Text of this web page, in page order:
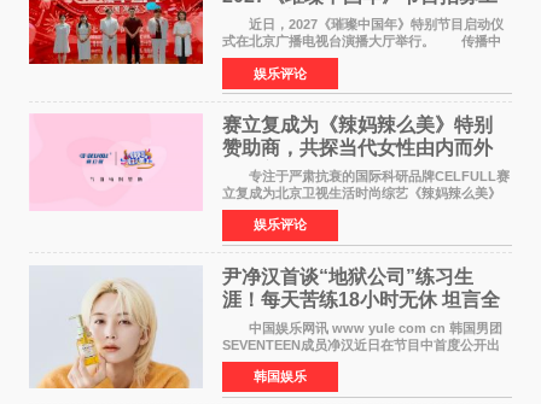
作圆满启动
近日，2027《璀璨中国年》特别节目启动仪
式在北京广播电视台演播大厅举行。 传播中
华优秀传统文化，弘扬纯正国风艺术，打造高规
格、高质感、正能量的文艺盛典，是璀璨中国年
矢志不渝的初心
娱乐评论
赛立复成为《辣妈辣么美》特别
赞助商，共探当代女性由内而外
活力美
专注于严肃抗衰的国际科研品牌CELFULL赛
立复成为北京卫视生活时尚综艺《辣妈辣么美》
的特别赞助商,明星辣妈袁咏仪倾情参与，向广大
都市女性传递健康生活新主张，寄语当代女性在
家庭与自我之间
娱乐评论
尹净汉首谈“地狱公司”练习生
涯！每天苦练18小时无休 坦言全
靠成员撑过来
中国娱乐网讯 www yule com cn 韩国男团
SEVENTEEN成员净汉近日在节目中首度公开出
道前的残酷练习生经历，并提及经纪公司Pledis
娱乐，引发广泛关注。 在8月2日播出的日本
TBS综艺节目《周
韩国娱乐